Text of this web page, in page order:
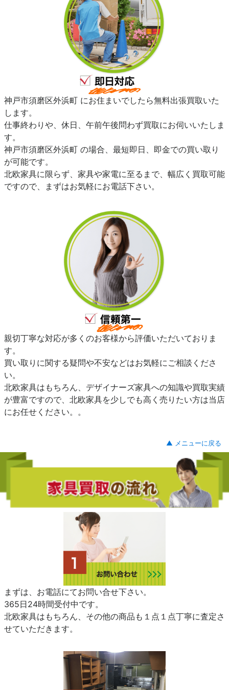
神戸市須磨区外浜町 にお住まいでしたら無料出張買取いた
します。
仕事終わりや、休日、午前午後問わず買取にお伺いいたしま
す。
神戸市須磨区外浜町 の場合、最短即日、即金での買い取り
が可能です。
北欧家具に限らず、家具や家電に至るまで、幅広く買取可能
ですので、まずはお気軽にお電話下さい。
親切丁寧な対応が多くのお客様から評価いただいておりま
す。
買い取りに関する疑問や不安などはお気軽にご相談くださ
い。
北欧家具はもちろん、デザイナーズ家具への知識や買取実績
が豊富ですので、北欧家具を少しでも高く売りたい方は当店
にお任せください。。
▲ メニューに戻る
まずは、お電話にてお問い合せ下さい。
365日24時間受付中です。
北欧家具はもちろん、その他の商品も１点１点丁寧に査定さ
せていただきます。